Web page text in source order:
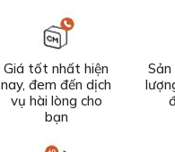
Giá tốt nhất hiện
nay, đem đến dịch
vụ hài lòng cho
bạn